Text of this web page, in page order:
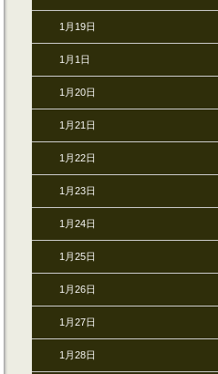
1月19日
1月1日
1月20日
1月21日
1月22日
1月23日
1月24日
1月25日
1月26日
1月27日
1月28日